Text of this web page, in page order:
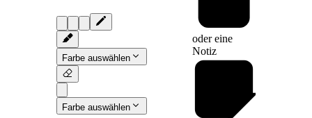
Farbe auswählen
Farbe auswählen
oder eine
Notiz